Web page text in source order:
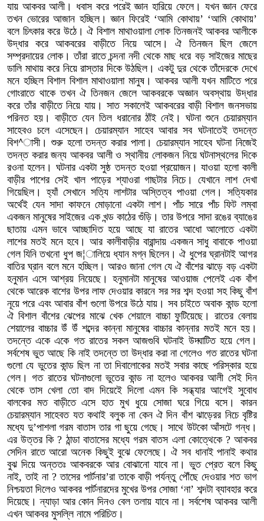
যায় আকবর আলী। ধবাস করে পরেই জ্ঞান হারিয়ে ফেলে। যখন জ্ঞান ফেরে
তখন ভোরের আজান হচ্ছিল। জ্ঞান ফিরেই ‘আমি কোথায়’ ‘আমি কোথায়’
বলে চিৎকার করে উঠে। ঐ বিশাল মাথাওয়ালা লোক তিনজনই আকবর আলীকে
উদ্ধার করে আকবরের বাড়ীতে নিয়ে আসে। ঐ তিনজন ছিল জেলে
সম্প্রদায়ের লোক। তাঁরা রাতে চন্দনা নদী থেকে মাছ ধরে বড় সাইজের মাছের
ডালি মাথায় করে নিয়ে রাস্তার দিকে উঠছিল। একটু দুর থেকে তাঁদেরকে দেখে
মনে হচ্ছিল বিশাল বিশাল মাথাওয়ালা মানুষ। আকবর আলী যখন মাটিতে পরে
গোংরাতে থাকে তখন ঐ তিনজন জেলে আকবরকে অজ্ঞান অবস্থায় উদ্ধার
করে তাঁর বাড়ীতে নিয়ে যায়। সাত সকালেই আকবরের বাড়ী বিশাল জনসভায়
পরিনত হয়। বাড়ীতে যেন তিল ধরানোর ঠাঁই নেই। ঘটনা শুনে চেয়ারম্যান
সাহেবও চলে এসেছেন। চেয়ারম্যান সাহেব আবার সব ঘটনাতেই তদন্তে
বিশ^াসী। শুরু হলো তদন্ত করার পালা। চেয়ারম্যান সাহেব ঘটনা নিজেই
তদন্ত করার জন্য আকবর আলী ও স্থানীয় লোকজন নিয়ে ঘটনাস্থলের দিকে
রওনা হলেন। ঘটনার একটা সুষ্ঠ তদন্ত হওয়া প্রয়োজন। যাওয়া হলো কালী
বাড়ীর পাশের সেই খাল পাড়ের শ্যাওরা গাছটার নিচে। যেখানে লাশ দেখা
গিয়েছিল। হ্যাঁ সেখানে সত্যি লাশটার অস্তিত্ব পাওয়া গেল। সত্যিকার
অর্থেই যেন সাদা কাফনে মোড়ানো একটা লাশ। পাঁচ সারে পাঁচ ফিট লম্বা
একজন মানুষের সাইজের এক খন্ড কাঠের গুঁড়ি। তার উপরে সাদা রঙের ব্যাঙের
ছাতায় এমন ভাবে আচ্ছাদিত হয়ে আছে যা রাতের আধো আলোতে একটা
লাশের মতই মনে হবে। আর কালীবাড়ীর বারান্দায় একজন সাধু বাবাকে পাওয়া
গেল যিনি তখনো ধুপ জ¦ালিয়ে ধ্যান মগ্ন ছিলেন। ঐ ধুপের ঘ্রানটাই আগর
বাতির ঘ্রান বলে মনে হচ্ছিল। আরও জানা গেল যে ঐ বাঁশের ঝাড়ে বড় একটা
হনুমান এসে আশ্রয় নিয়েছে। হনুমানটা মানুষের আওয়াজ পেলেই এক বাঁশ
থেকে আরেক বাশের উপর লাফ দেওয়ার কারনে সর সর শব্দ হওয়া সহ কিছু বাঁশ
নূয়ে পরে এবং আবার বাঁশ গুলো উপরে উঠে যায়। সব চাইতে অবাক কান্ড হলো
ঐ বিশাল বাঁশের ঝেপের মাঝে খেক শেয়ালে বাচ্চা ফুটিয়েছে। রাতের বেলায়
শেয়ালের বাচ্চার উঁ উঁ শব্দের কান্না মানুষের বাচ্চার কান্নার মতই মনে হয়।
তদন্তে একে একে গত রাতের সকল আজগুবি ঘটনাই উদ্ঘাটিত হয়ে গেল।
সর্বশেষ ভুত আছে কি নাই তদন্তে তা উদ্ধার করা না গেলেও গত রাতের ঘটনা
গুলো যে ভুতের কান্ড ছিল না তা দিবালোকের মতই সবার কাছে পরিস্কার হয়ে
গেল। গত রাতের ঘটনাগুলো ভুতের কান্ড না হলেও আকবর আলী সেই দিন
থেকে তাস খেলা তো বাদ দিয়েইে দিলো এমন কি সন্ধ্যার আগেই সুবোধ
বালকের মত বাড়ীতে এসে হাত মুখ ধুয়ে সোজা ঘরে গিয়ে বসে। কারন
চেয়ারম্যান সাহেবত যত কথাই বলুক না কেন ঐ দিন বাঁশ ঝাড়েরর নিচে বৃষ্টির
মধ্যে দু’পাশলা গরম বাতাস তার গা ছুয়ে গেছে। সাথে উটকো আঁসটে গন্ধ।
এর উত্তর কি ? ঠান্ডা বাতাসের মধ্যে গরম বাতস এলা কোত্থেকে ? আকবর
সেদিন রাতে আরো অনেক কিছুই বুঝে ফেলেছে। ঐ সব ধানাই পানাই কথার
বুঝ দিয়ে অন্ততঃ আকবরকে আর বোঝানো যাবে না। ভুত প্রেত বলে কিছু
নাই, তাই না ? তাসের পার্টনার’রা তাকে বাড়ী পর্যন্তু পৌঁছে দেওয়ার শত ভাগ
নিশ্চয়তা দিলেও আকবর পার্টনারদের মুখের উপর সোজা ‘না’ শব্দটা ব্যাবহার করে
দিয়েছে। ন্যাড়া আর কোন দিনও বেল তলায় যাবে না। সর্বশেষ আকবর আলী
এখন আকবর মুসল্লি নামে পরিচিত।